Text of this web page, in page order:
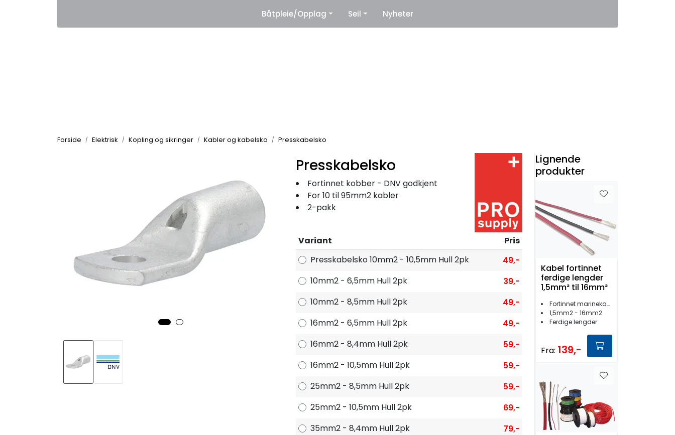
Leverandører
Båtpleie/Opplag Seil Nyheter
Forside Elektrisk Kopling og sikringer Kabler og kabelsko Presskabelsko
Presskabelsko
Fortinnet kobber - DNV godkjent
For 10 til 95mm2 kabler
2-pakk
Variant
Pris
Presskabelsko 10mm2 - 10,5mm Hull 2pk
49,-
10mm2 - 6,5mm Hull 2pk
39,-
10mm2 - 8,5mm Hull 2pk
49,-
16mm2 - 6,5mm Hull 2pk
49,-
16mm2 - 8,4mm Hull 2pk
59,-
16mm2 - 10,5mm Hull 2pk
59,-
25mm2 - 8,5mm Hull 2pk
59,-
25mm2 - 10,5mm Hull 2pk
69,-
35mm2 - 8,4mm Hull 2pk
79,-
Lignende
produkter
Kabel fortinnet
ferdige lengder
1,5mm² til 16mm²
Fortinnet marinekabel
1,5mm2 - 16mm2
Ferdige lengder
Fra: 139,-